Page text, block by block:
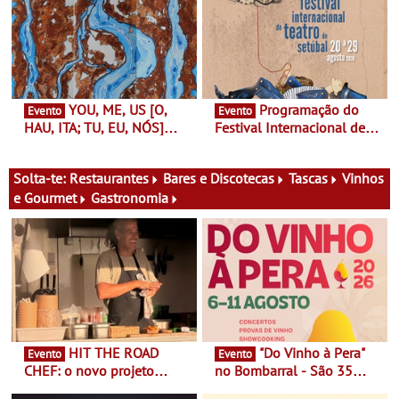
primeira edição do novo
ciclo de debates dedicado
aos grandes temas do
nosso tempo
Gallery a 3 de Setembro,
Evento
HAU, ITA; TU, EU, NÓS]
13 de Dezembro
Evento
Festival Internacional de
29 de Agosto
Solta-te: Restaurantes Bares e Discotecas Tascas
Vinhos
e Gourmet
Gastronomia
Evento
CHEF: o novo projeto
Evento
no Bombarral - São 35